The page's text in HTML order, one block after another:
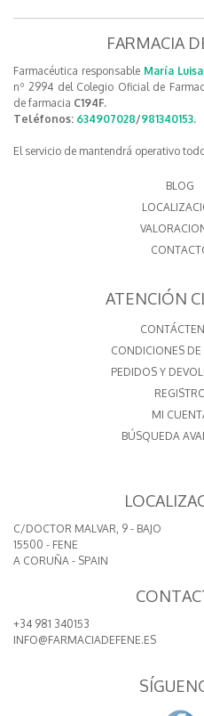
FARMACIA
Farmacéutica responsable María
nº 2994 del Colegio Oficial de
de farmacia C194F.
Teléfonos: 634907028/981340153.
El servicio de mantendrá operativo
BLOG
ATENCIÓN
CONDICIONES
PEDIDOS Y
MI
BÚSQUEDA
C/DOCTOR MALVAR, 9 - BAJO
15500 - FENE
A CORUÑA - SPAIN
+34 981 340153
INFO@FARMACIADEFENE.ES